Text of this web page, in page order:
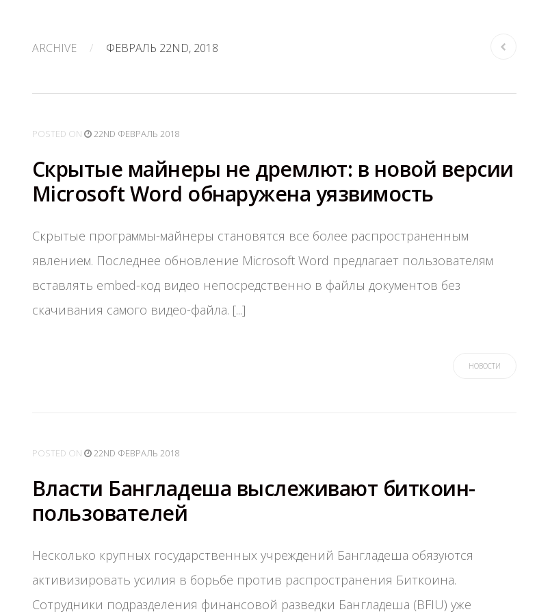
ARCHIVE / ФЕВРАЛЬ 22ND, 2018
POSTED ON 22ND ФЕВРАЛЬ 2018
Скрытые майнеры не дремлют: в новой версии
Microsoft Word обнаружена уязвимость
Скрытые программы-майнеры становятся все более распространенным
явлением. Последнее обновление Microsoft Word предлагает пользователям
вставлять embed-код видео непосредственно в файлы документов без
скачивания самого видео-файла. [...]
НОВОСТИ
POSTED ON 22ND ФЕВРАЛЬ 2018
Власти Бангладеша выслеживают биткоин-
пользователей
Несколько крупных государственных учреждений Бангладеша обязуются
активизировать усилия в борьбе против распространения Биткоина.
Сотрудники подразделения финансовой разведки Бангладеша (BFIU) уже